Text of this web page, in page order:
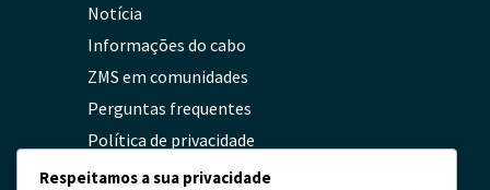
Notícia
Informações do cabo
ZMS em comunidades
Perguntas frequentes
Política de privacidade
Respeitamos a sua privacidade